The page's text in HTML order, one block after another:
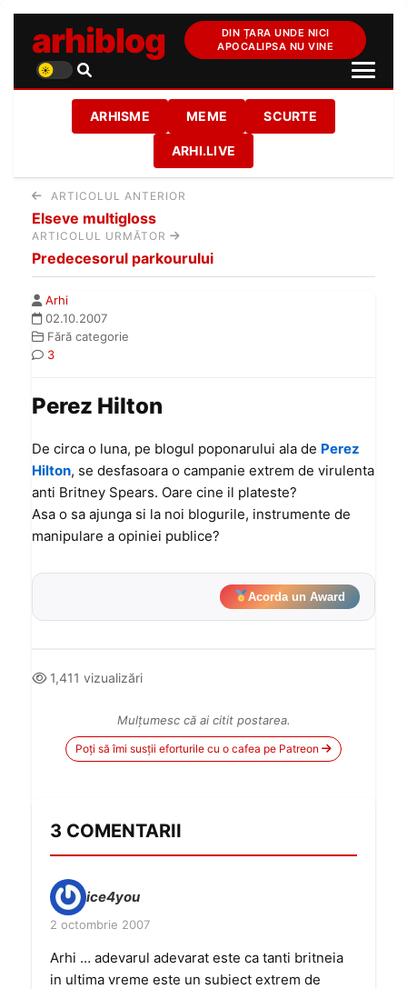
arhiblog
DIN ȚARA UNDE NICI
APOCALIPSA NU VINE
ARHISME MEME SCURTE
ARHI.LIVE
ARTICOLUL ANTERIOR
Elseve multigloss
ARTICOLUL URMĂTOR
Predecesorul parkourului
Arhi
02.10.2007
Fără categorie
3
Perez Hilton
De circa o luna, pe blogul poponarului ala de Perez
Hilton, se desfasoara o campanie extrem de virulenta
anti Britney Spears. Oare cine il plateste?
Asa o sa ajunga si la noi blogurile, instrumente de
manipulare a opiniei publice?
Acorda un Award
1,411 vizualizări
Mulțumesc că ai citit postarea.
Poți să îmi susții eforturile cu o cafea pe Patreon
3 COMENTARII
ice4you
2 octombrie 2007
Arhi … adevarul adevarat este ca tanti britneia
in ultima vreme este un subiect extrem de